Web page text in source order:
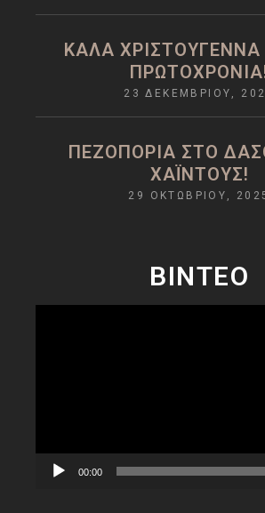
ΚΑΛΆ
23 ΔΕΚΕΜΒΡΊΟΥ,
ΠΕΖΟΠΟΡΙΑ ΣΤΟ
ΧΑΪΝΤΟΥΣ!
29 ΟΚΤΩΒΡΊΟΥ,
ΒΙΝΤΕΟ
00:00